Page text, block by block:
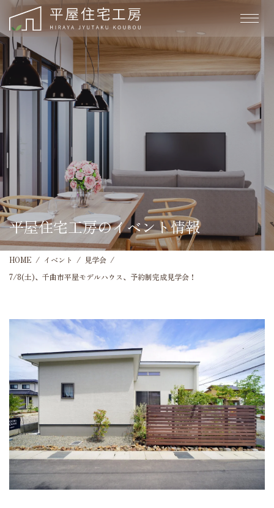
平屋住宅工房のイベント情報
HOME イベント
見学会
7/8(土)、千曲市平屋モデルハウス、予約制完成見学会！